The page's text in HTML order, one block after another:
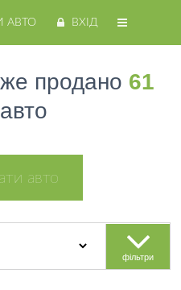
АВТО ВХІД
продано 61
авто
авто
фільтри